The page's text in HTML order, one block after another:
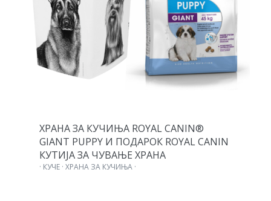
ХРАНА ЗА КУЧИЊА ROYAL CANIN®
GIANT PUPPY И ПОДАРОК ROYAL CANIN
КУТИЈА ЗА ЧУВАЊЕ ХРАНА
· КУЧЕ · ХРАНА ЗА КУЧИЊА ·